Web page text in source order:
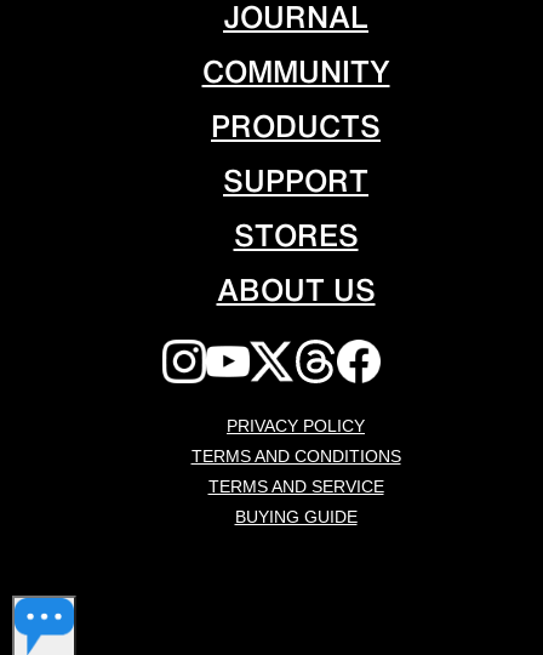
JOURNAL
COMMUNITY
PRODUCTS
SUPPORT
STORES
ABOUT US
PRIVACY POLICY
TERMS AND CONDITIONS
TERMS AND SERVICE
BUYING GUIDE